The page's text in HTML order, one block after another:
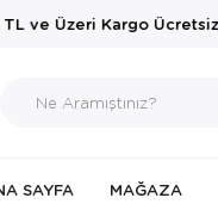
ve Üzeri Kargo Ücretsiz
SAYFA MAĞAZA